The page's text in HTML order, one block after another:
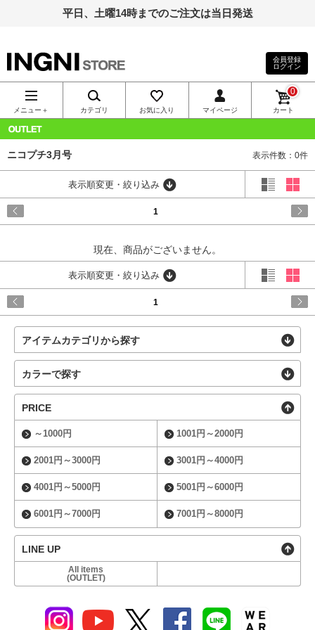
平日、土曜14時までのご注文は当日発送
INGNI（イン
グ）公式通
販｜INGNI
STORE
会員登録
ログイン
メニュー＋ カテゴリ お気に入り マイページ カート
0
ニコプチ3月号 表示件数：0件
表示順変更・絞り込み
1
現在、商品がございません。
表示順変更・絞り込み
1
アイテムカテゴリから探す
カラーで探す
PRICE
～1000円 1001円～2000円
2001円～3000円 3001円～4000円
4001円～5000円 5001円～6000円
6001円～7000円 7001円～8000円
LINE UP
All items
(OUTLET)